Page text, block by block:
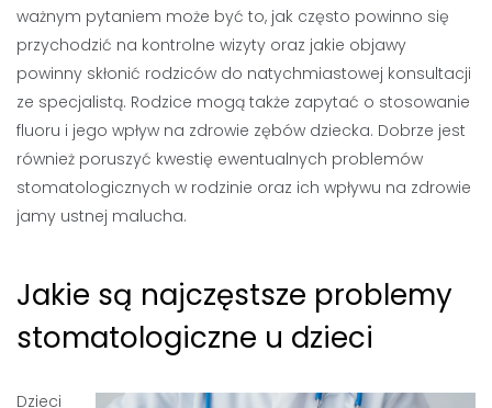
ważnym pytaniem może być to, jak często powinno się
przychodzić na kontrolne wizyty oraz jakie objawy
powinny skłonić rodziców do natychmiastowej konsultacji
ze specjalistą. Rodzice mogą także zapytać o stosowanie
fluoru i jego wpływ na zdrowie zębów dziecka. Dobrze jest
również poruszyć kwestię ewentualnych problemów
stomatologicznych w rodzinie oraz ich wpływu na zdrowie
jamy ustnej malucha.
Jakie są najczęstsze problemy
stomatologiczne u dzieci
Dzieci